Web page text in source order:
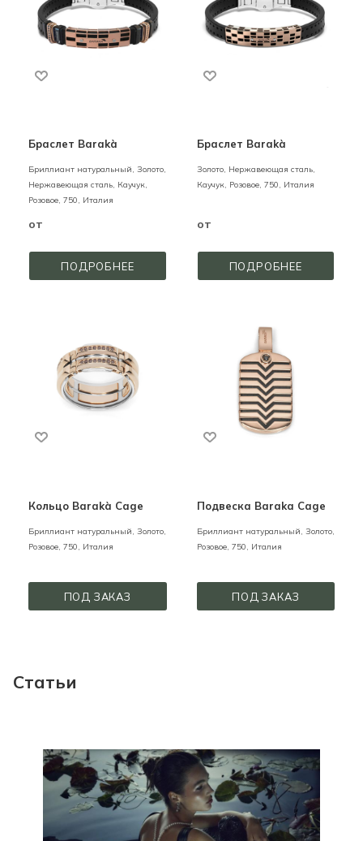
Браслет Barakà
Бриллиант натуральный, Золото,
Нержавеющая сталь, Каучук,
Розовое, 750, Италия
от
ПОДРОБНЕЕ
Браслет Barakà
Золото, Нержавеющая сталь,
Каучук, Розовое, 750, Италия
от
ПОДРОБНЕЕ
Кольцо Barakà Cage
Бриллиант натуральный, Золото,
Розовое, 750, Италия
ПОД ЗАКАЗ
Подвеска Baraka Cage
Бриллиант натуральный, Золото,
Розовое, 750, Италия
ПОД ЗАКАЗ
Статьи